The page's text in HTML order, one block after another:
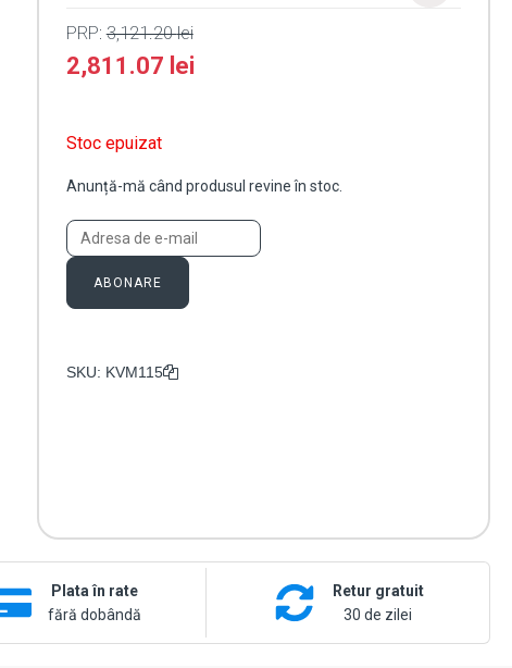
PRP:3,121.20lei
2,811.07 lei
Stoc epuizat
Anunță-mă când produsul revine în stoc.
ABONARE
SKU: KVM115
Plata în rate
fără dobândă
Retur gratuit
30 de zilei